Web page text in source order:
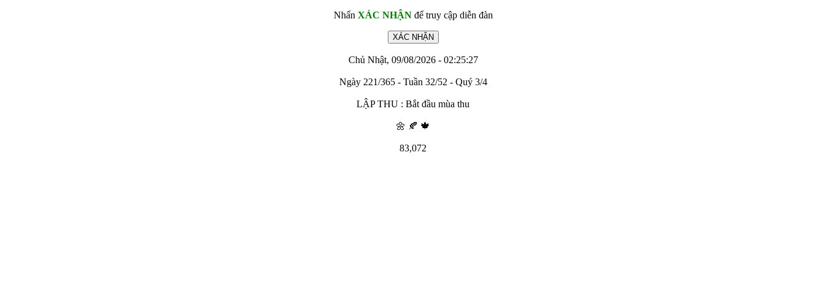
Nhấn XÁC NHẬNđể truy cập diễn đàn
Chủ Nhật, 09/08/2026 - 02:25:27
Ngày 221/365 - Tuần 32/52 - Quý 3/4
LẬP THU : Bắt đầu mùa thu
🌼 🍂 🍁
83,072